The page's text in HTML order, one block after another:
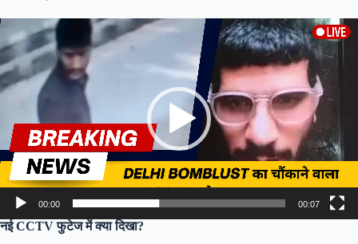
Video
Player
00:00 00:07
नई CCTV फुटेज में क्या दिखा?